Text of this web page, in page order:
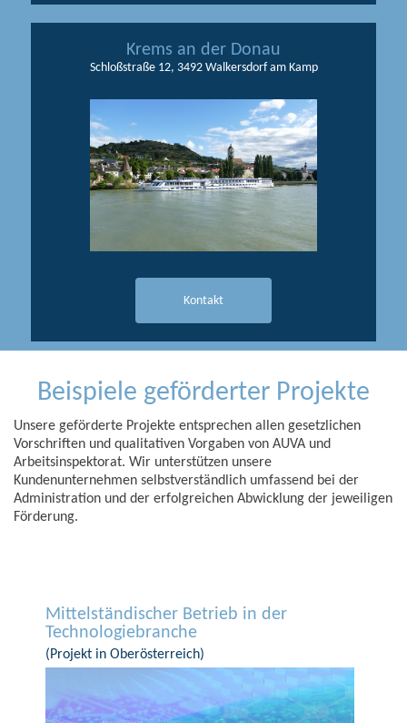
Krems an der Donau
Schloßstraße 12, 3492 Walkersdorf am Kamp
Kontakt
Beispiele geförderter Projekte
Unsere geförderte Projekte entsprechen allen gesetzlichen
Vorschriften und qualitativen Vorgaben von AUVA und
Arbeitsinspektorat. Wir unterstützen unsere
Kundenunternehmen selbstverständlich umfassend bei der
Administration und der erfolgreichen Abwicklung der jeweiligen
Förderung.
Mittelständischer Betrieb in der
Technologiebranche
(Projekt in Oberösterreich)